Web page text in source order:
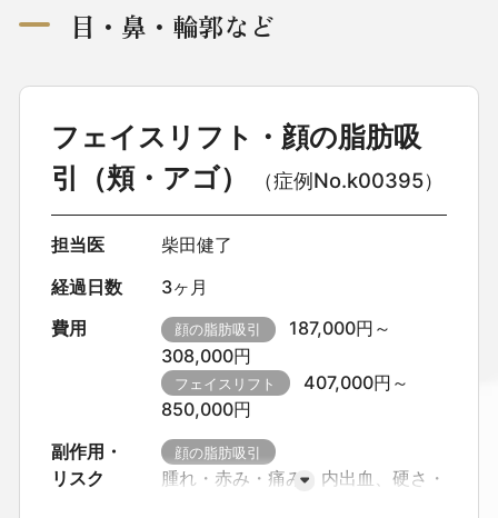
目・鼻・輪郭など
フェイスリフト・顔の脂肪吸
引（頬・アゴ）
（症例No.k00395）
担当医
柴田健了
経過日数
3ヶ月
費用
顔の脂肪吸引
187,000円～
308,000円
フェイスリフト
407,000円～
850,000円
副作用・
リスク
顔の脂肪吸引
腫れ・赤み・痛み、内出血、硬さ・